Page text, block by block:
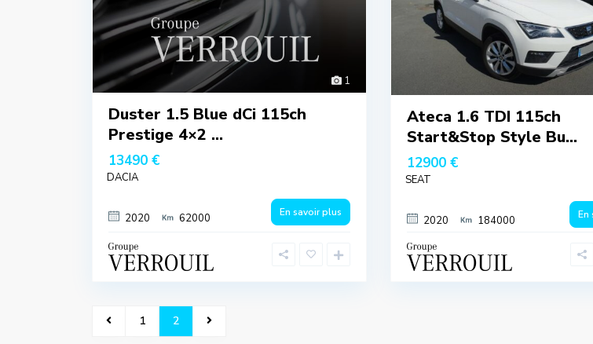
1
Duster 1.5 Blue dCi 115ch
Prestige 4×2 ...
13490 €
DACIA
2020 62000 En savoir plus
Ateca 1.6 TDI 115ch
Start&Stop Style Bu...
12900 €
SEAT
2020 184000 En
1 2